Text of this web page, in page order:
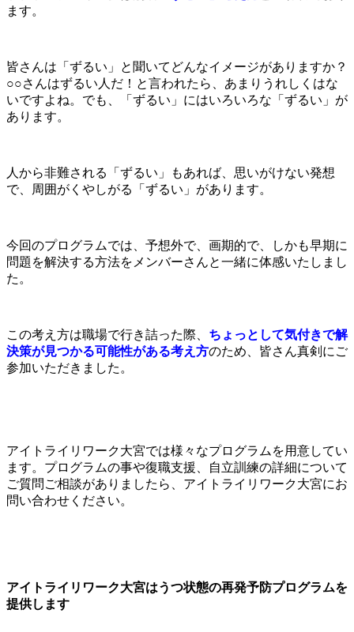
ます。
皆さんは「ずるい」と聞いてどんなイメージがありますか？
○○さんはずるい人だ！と言われたら、あまりうれしくはな
いですよね。でも、「ずるい」にはいろいろな「ずるい」が
あります。
人から非難される「ずるい」もあれば、思いがけない発想
で、周囲がくやしがる「ずるい」があります。
今回のプログラムでは、予想外で、画期的で、しかも早期に
問題を解決する方法をメンバーさんと一緒に体感いたしまし
た。
この考え方は職場で行き詰った際、 ちょっとして気付きで解
決策が見つかる可能性がある考え方のため、皆さん真剣にご
参加いただきました。
アイトライリワーク大宮では様々なプログラムを用意してい
ます。プログラムの事や復職支援、自立訓練の詳細について
ご質問ご相談がありましたら、アイトライリワーク大宮にお
問い合わせください。
アイトライリワーク大宮はうつ状態の再発予防プログラムを
提供します